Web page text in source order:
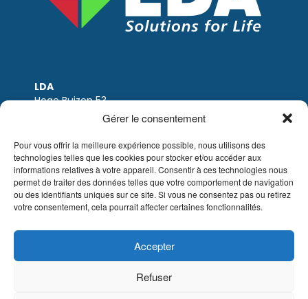
Gérer le consentement
Pour vous offrir la meilleure expérience possible, nous utilisons des
technologies telles que les cookies pour stocker et/ou accéder aux
informations relatives à votre appareil. Consentir à ces technologies nous
permet de traiter des données telles que votre comportement de navigation
ou des identifiants uniques sur ce site. Si vous ne consentez pas ou retirez
votre consentement, cela pourrait affecter certaines fonctionnalités.
Accepter
Refuser
LDA
Hoge Buizen 53
TVA: BE0405.895.609
IBAN: KBC / BE51 7340 2410 9862
BIC: KBC / KREDBEBB
Mentions légales|Avis de non-responsabilité
© LDA Belgium, tous droits réservés.